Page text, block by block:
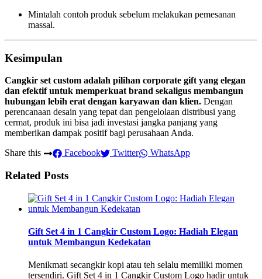
Mintalah contoh produk sebelum melakukan pemesanan
massal.
Kesimpulan
Cangkir set custom adalah pilihan corporate gift yang elegan
dan efektif untuk memperkuat brand sekaligus membangun
hubungan lebih erat dengan karyawan dan klien. Dengan
perencanaan desain yang tepat dan pengelolaan distribusi yang
cermat, produk ini bisa jadi investasi jangka panjang yang
memberikan dampak positif bagi perusahaan Anda.
Share this
Facebook Twitter WhatsApp
Related Posts
Gift Set 4 in 1 Cangkir Custom Logo: Hadiah Elegan
untuk Membangun Kedekatan
Menikmati secangkir kopi atau teh selalu memiliki momen
tersendiri. Gift Set 4 in 1 Cangkir Custom Logo hadir untuk